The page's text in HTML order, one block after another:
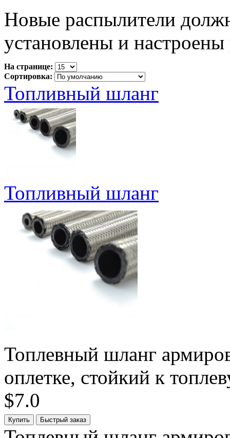
Новые распылители
установлены и
На странице:
Сортировка:
Топливный шланг
Топливный шланг
Топлевный шланг
оплетке, стойкий к
$7.0